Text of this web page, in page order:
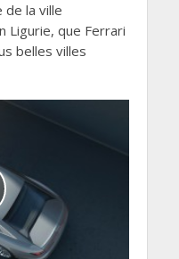
la ville
Ligurie, que Ferrari
belles villes